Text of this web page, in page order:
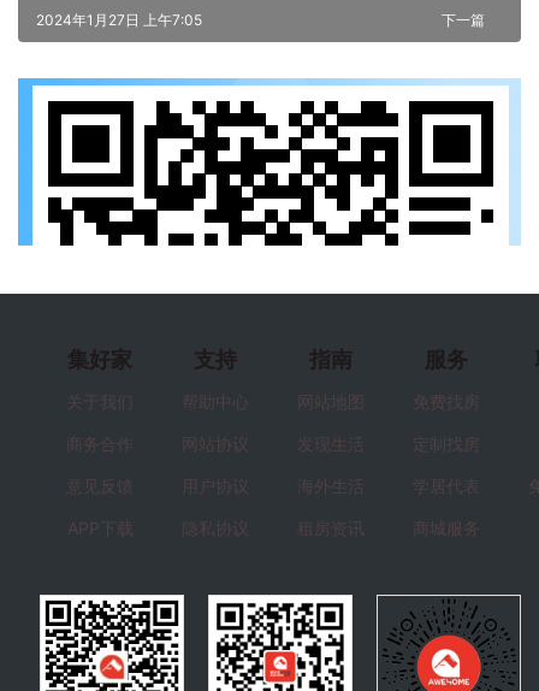
下一篇
2024年1月27日 上午7:05
集好家
关于我们
商务合作
意见反馈
APP下载
支持
帮助中心
网站协议
用户协议
隐私协议
指南
网站地图
发现生活
海外生活
租房资讯
服务
免费找房
定制找房
学居代表
商城服务